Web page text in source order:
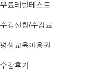
무료레벨테스트
수강신청/수강료
평생교육이용권
수강후기